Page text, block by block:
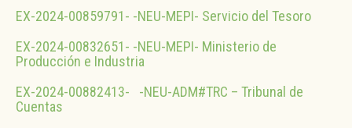
EX-2024-00859791- -NEU-MEPI- Servicio del Tesoro
EX-2024-00832651- -NEU-MEPI- Ministerio de
Producción e Industria
EX-2024-00882413- -NEU-ADM#TRC – Tribunal de
Cuentas